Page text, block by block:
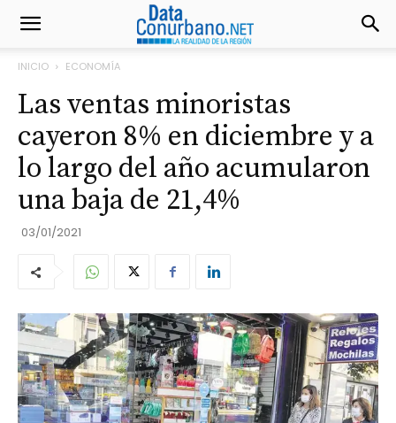
INICIO ECONOMÍA
Las ventas minoristas
cayeron 8% en diciembre y a
lo largo del año acumularon
una baja de 21,4%
03/01/2021